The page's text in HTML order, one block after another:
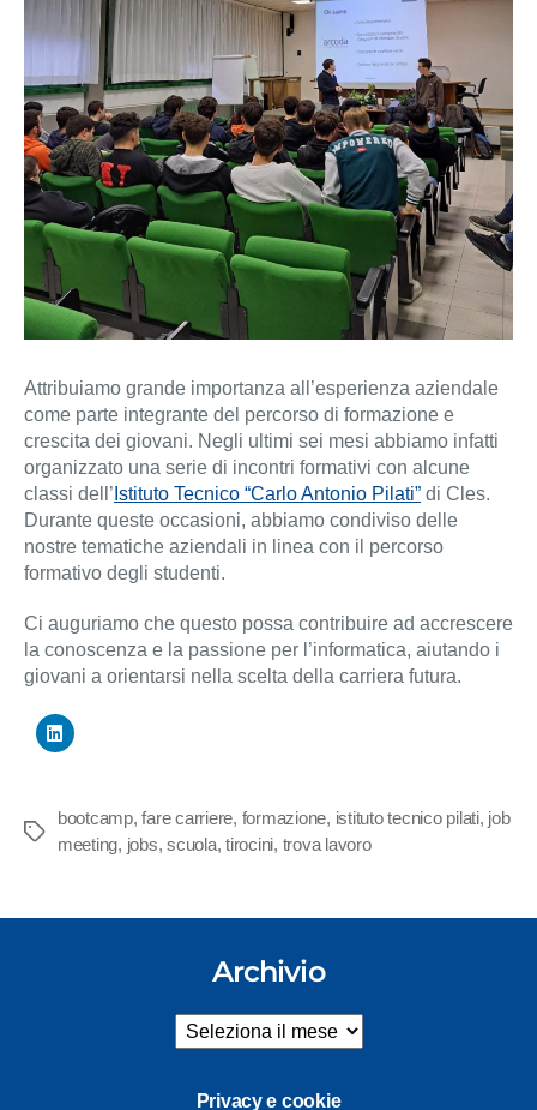
Attribuiamo grande importanza all’esperienza aziendale
come parte integrante del percorso di formazione e
crescita dei giovani. Negli ultimi sei mesi abbiamo infatti
organizzato una serie di incontri formativi con alcune
classi dell’ Istituto Tecnico “Carlo Antonio Pilati” di Cles.
Durante queste occasioni, abbiamo condiviso delle
nostre tematiche aziendali in linea con il percorso
formativo degli studenti.
Ci auguriamo che questo possa contribuire ad accrescere
la conoscenza e la passione per l’informatica, aiutando i
giovani a orientarsi nella scelta della carriera futura.
Tag
bootcamp,fare carriere, formazione, istituto tecnico pilati, job
meeting, jobs,scuola,tirocini, trova lavoro
Archivio
Privacy e cookie